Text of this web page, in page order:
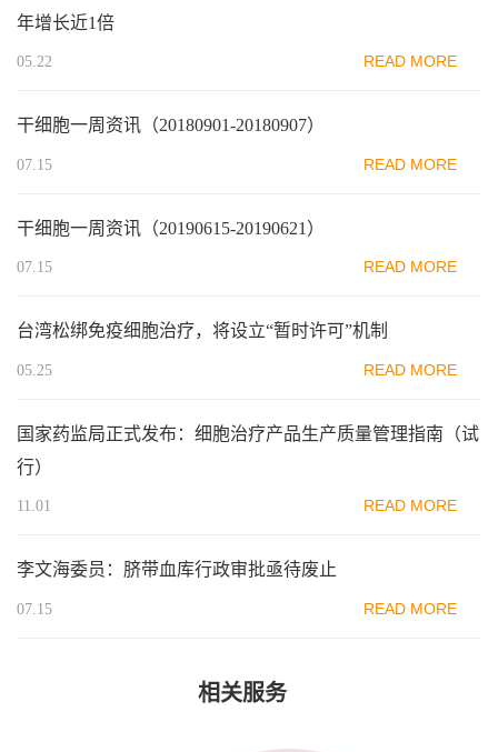
年增长近1倍
05.22 READ MORE
干细胞一周资讯（20180901-20180907）
07.15 READ MORE
干细胞一周资讯（20190615-20190621）
07.15 READ MORE
台湾松绑免疫细胞治疗，将设立“暂时许可”机制
05.25 READ MORE
国家药监局正式发布：细胞治疗产品生产质量管理指南（试
行）
11.01 READ MORE
李文海委员：脐带血库行政审批亟待废止
07.15 READ MORE
相关服务